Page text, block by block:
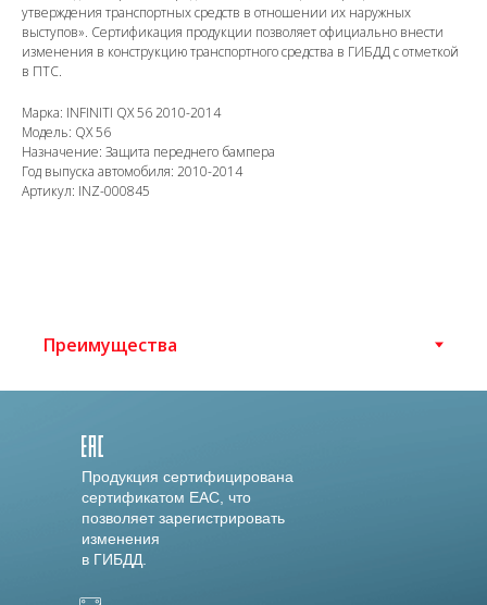
утверждения транспортных средств в отношении их наружных
выступов». Сертификация продукции позволяет официально внести
изменения в конструкцию транспортного средства в ГИБДД с отметкой
в ПТС.
Марка: INFINITI QX 56 2010-2014
Модель: QX 56
Назначение: Защита переднего бампера
Год выпуска автомобиля: 2010-2014
Артикул: INZ-000845
Продукция сертифицирована
сертификатом EAC, что
позволяет зарегистрировать
изменения
в ГИБДД.